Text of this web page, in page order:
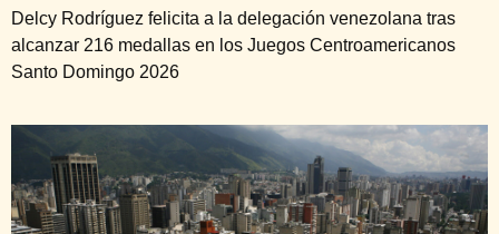
Delcy Rodríguez felicita a la delegación venezolana tras
alcanzar 216 medallas en los Juegos Centroamericanos
Santo Domingo 2026